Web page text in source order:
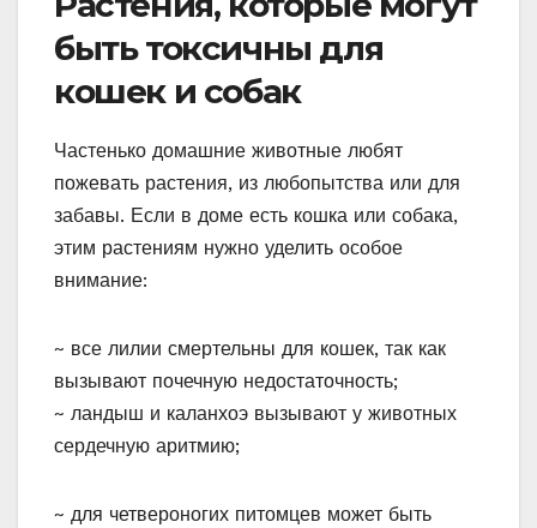
быть токсичны для
кошек и собак
Частенько домашние животные любят
пожевать растения, из любопытства или для
забавы. Если в доме есть кошка или собака,
этим растениям нужно уделить особое
внимание:
~ все лилии смертельны для кошек, так как
вызывают почечную недостаточность;
~ ландыш и каланхоэ вызывают у животных
сердечную аритмию;
~ для четвероногих питомцев может быть